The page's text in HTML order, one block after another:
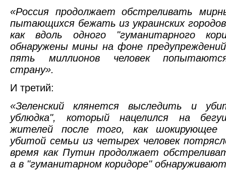
«Россия продолжает обстреливать
пытающихся бежать из украинских
как вдоль одного "гуманитарного
обнаружены мины на фоне
пять миллионов человек
страну».
И третий:
«Зеленский клянется выследить и
ублюдка", который нацелился на
жителей после того, как шокирующее
убитой семьи из четырех человек
время как Путин продолжает
а в "гуманитарном коридоре"